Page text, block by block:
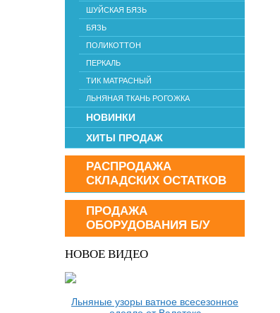
ШУЙСКАЯ БЯЗЬ
БЯЗЬ
ПОЛИКОТТОН
ПЕРКАЛЬ
ТИК МАТРАСНЫЙ
ЛЬНЯНАЯ ТКАНЬ РОГОЖКА
НОВИНКИ
ХИТЫ ПРОДАЖ
РАСПРОДАЖА
СКЛАДСКИХ ОСТАТКОВ
ПРОДАЖА
ОБОРУДОВАНИЯ Б/У
НОВОЕ ВИДЕО
Льняные узоры ватное всесезонное